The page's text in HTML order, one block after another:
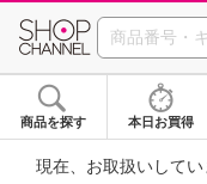
商品を探す 本日お買得
現在、お取扱いしてい